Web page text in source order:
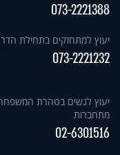
073-2221388
יעוץ למתחזקים בתחילת
073-2221232
יעוץ לנשים בטהרת
מתחברות
02-6301516